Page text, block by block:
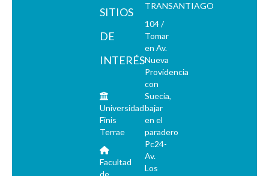
SITIOS
DE
INTERÉS
Universidad
Finis
Terrae
Facultad
de
TRANSANTIAGO
104 /
Tomar
en Av.
Nueva
Providencia
con
Suecia,
bajar
en el
paradero
Pc24-
Av.
Los